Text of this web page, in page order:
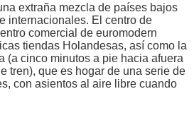
extraña mezcla de países bajos
internacionales. El centro de
comercial de euromodern
tiendas Holandesas, así como la
(a cinco minutos a pie hacia afuera
tren), que es hogar de una serie de
con asientos al aire libre cuando